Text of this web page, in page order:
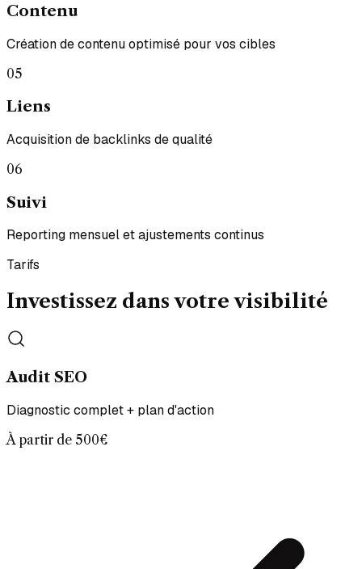
Contenu
Création de contenu optimisé pour vos cibles
05
Liens
Acquisition de backlinks de qualité
06
Suivi
Reporting mensuel et ajustements continus
Tarifs
Investissez dans votre visibilité
Audit SEO
Diagnostic complet + plan d'action
À partir de 500€